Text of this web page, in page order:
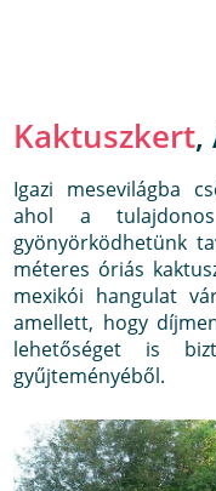
Kaktuszkert,
Igazi mesevilágba
ahol a tulajdonos
gyönyörködhetünk
méteres óriás
mexikói hangulat
amellett, hogy
lehetőséget is
gyűjteményéből.